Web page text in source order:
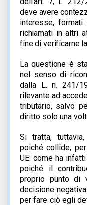
deve avere
interesse, formati
richiamati in altri
fine di verificarne
La questione è
nel senso di
dalla L. n. 241/
rilevante ad
tributario, salvo
diritto solo una
Si tratta,
poiché collide,
UE: come ha
poiché il
proprio punto di
decisione
per fare ciò egli